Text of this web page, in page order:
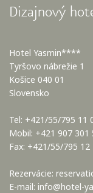
Dizajnový
Hotel Yasmin****
Tyršovo nábrežie 1
Košice 040 01
Slovensko
Tel: +421/55/795 11
Mobil: +421 907 301
Fax: +421/55/795 12
Rezervácie:
E-mail: info@hotel-